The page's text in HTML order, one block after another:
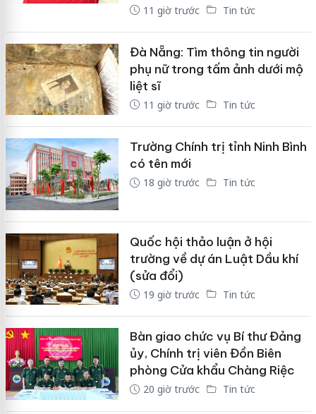
11 giờ trước Tin tức
Đà Nẵng: Tìm thông tin người
phụ nữ trong tấm ảnh dưới mộ
liệt sĩ
11 giờ trước Tin tức
Trường Chính trị tỉnh Ninh Bình
có tên mới
18 giờ trước Tin tức
Quốc hội thảo luận ở hội
trường về dự án Luật Dầu khí
(sửa đổi)
19 giờ trước Tin tức
Bàn giao chức vụ Bí thư Đảng
ủy, Chính trị viên Đồn Biên
phòng Cửa khẩu Chàng Riệc
20 giờ trước Tin tức